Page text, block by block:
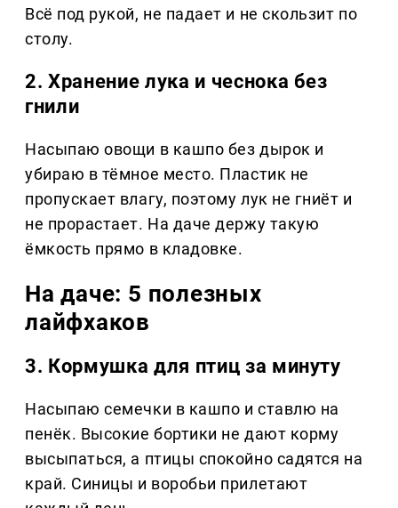
Всё под рукой, не падает и не скользит по
столу.
2. Хранение лука и чеснока без
гнили
Насыпаю овощи в кашпо без дырок и
убираю в тёмное место. Пластик не
пропускает влагу, поэтому лук не гниёт и
не прорастает. На даче держу такую
ёмкость прямо в кладовке.
На даче: 5 полезных
лайфхаков
3. Кормушка для птиц за минуту
Насыпаю семечки в кашпо и ставлю на
пенёк. Высокие бортики не дают корму
высыпаться, а птицы спокойно садятся на
край. Синицы и воробьи прилетают